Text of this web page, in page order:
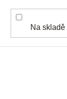
Na skladě